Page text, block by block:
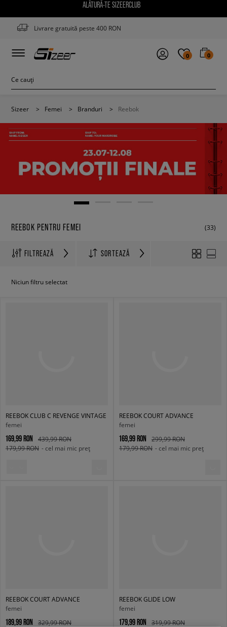
ALĂTURĂ-TE SIZEERCLUB
Livrare gratuită peste 400 RON
0 0
Sizeer > Femei > Branduri > Reebok
REEBOK PENTRU FEMEI (33)
FILTREAZĂ SORTEAZĂ
Niciun filtru selectat
REEBOK CLUB C REVENGE VINTAGE
femei
169,99 RON
439,99 RON
179,99 RON - cel mai mic preț
REEBOK COURT ADVANCE
femei
169,99 RON
299,99 RON
179,99 RON - cel mai mic preț
REEBOK COURT ADVANCE
femei
189,99 RON
329,99 RON
REEBOK GLIDE LOW
femei
179,99 RON
319,99 RON